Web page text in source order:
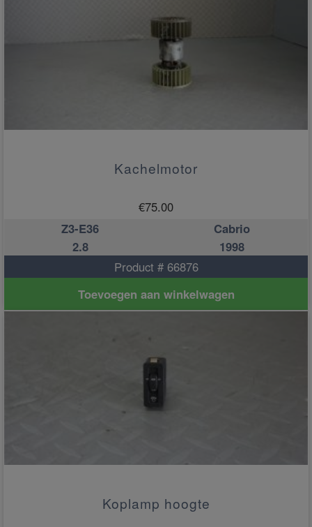
Kachelmotor
€75.00
Z3-E36
Cabrio
2.8
1998
Product # 66876
Toevoegen aan winkelwagen
Koplamp hoogte